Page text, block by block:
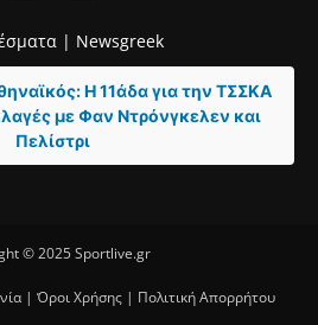
| Newsgreek
Η 11άδα για την ΤΣΣΚΑ
με Φαν Ντρόνγκελεν και
Πελίστρι
© 2025 Sportlive.gr
| Όροι Χρήσης| Πολιτική Απορρήτου